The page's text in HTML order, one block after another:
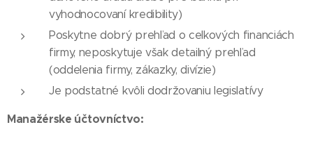
vyhodnocovaní kredibility)
Poskytne dobrý prehľad o celkových financiách
firmy, neposkytuje však detailný prehľad
(oddelenia firmy, zákazky, divízie)
Je podstatné kvôli dodržovaniu legislatívy
Manažérske účtovníctvo: